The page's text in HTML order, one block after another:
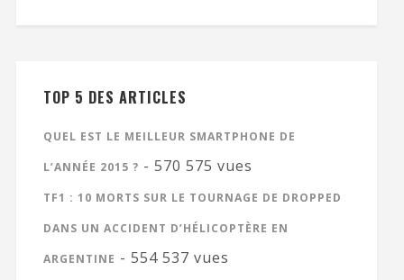
TOP 5 DES ARTICLES
QUEL EST LE MEILLEUR SMARTPHONE DE
L’ANNÉE 2015 ? - 570 575 vues
TF1 : 10 MORTS SUR LE TOURNAGE DE DROPPED
DANS UN ACCIDENT D’HÉLICOPTÈRE EN
ARGENTINE - 554 537 vues